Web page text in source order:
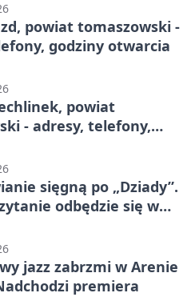
powiat tomaszowski -
godziny otwarcia
powiat
- adresy, telefony,
sięgną po „Dziady”.
odbędzie się w
jazz zabrzmi w Arenie
premiera